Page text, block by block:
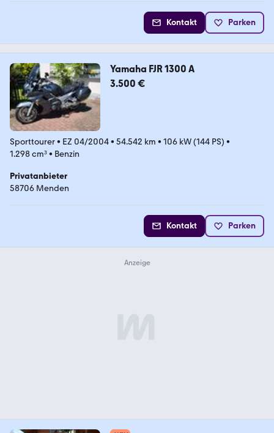
Kontakt Parken
Yamaha FJR 1300 A
3.500 €
Sporttourer• EZ 04/2004• 54.542 km • 106 kW (144 PS) •
1.298 cm³• Benzin
Privatanbieter
58706 Menden
Kontakt Parken